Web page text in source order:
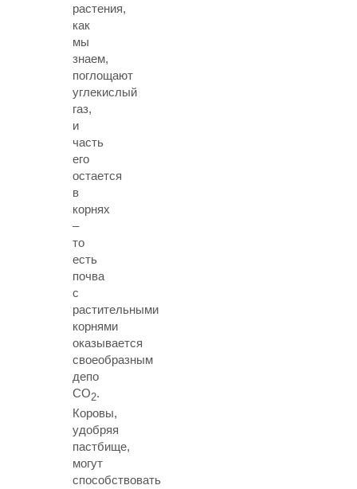
растения,
как
мы
знаем,
поглощают
углекислый
газ,
и
часть
его
остается
в
корнях
–
то
есть
почва
с
растительными
корнями
оказывается
своеобразным
депо
CO2.
Коровы,
удобряя
пастбище,
могут
способствовать